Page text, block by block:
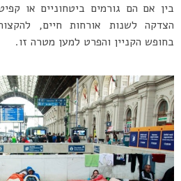
בין אם הם גורמים ביטחוניים או
הצדקה לשנות אורחות חיים,
בחופש הקניין והפרט למען מטרה זו.